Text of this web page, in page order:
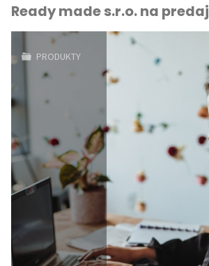
kanalizačných
Ready made s.r.o. na predaj
PRODUKTY